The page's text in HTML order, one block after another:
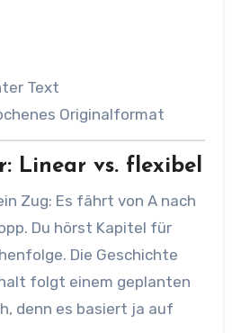
Text
Originalformat
Linear vs. flexibel
Zug: Es fährt von A nach
Du hörst Kapitel für
Die Geschichte
folgt einem geplanten
denn es basiert ja auf